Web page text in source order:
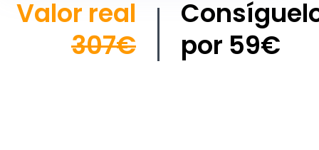
Valor real
307€
por 59€